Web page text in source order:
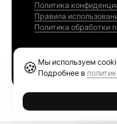
Политика
Правила
Политика обработки
🍪 Мы используем
Подробнее в
Ethereum GAS Tracker